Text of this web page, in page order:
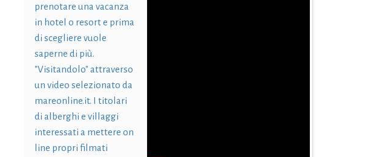
prenotare una vacanza
in hotel o resort e prima
di scegliere vuole
saperne di più.
"Visitandolo" attraverso
un video selezionato da
mareonline.it. I titolari
di alberghi e villaggi
interessati a mettere on
line propri filmati